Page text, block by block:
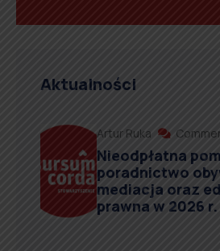
Aktualności
Artur Ruka
Nieodpłatna
poradnictwo
mediacja oraz
prawna w 2026 r.